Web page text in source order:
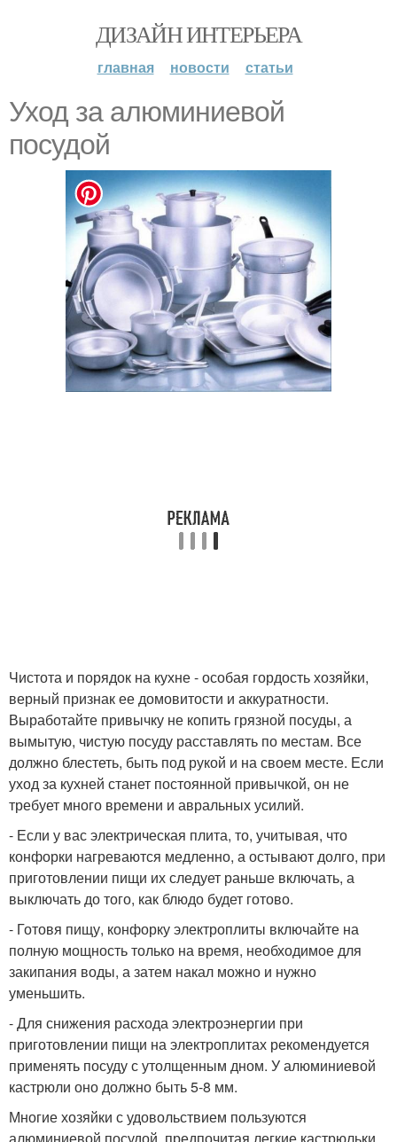
ДИЗАЙН ИНТЕРЬЕРА
главная новости статьи
Уход за алюминиевой
посудой
Чистота и порядок на кухне - особая гордость хозяйки,
верный признак ее домовитости и аккуратности.
Выработайте привычку не копить грязной посуды, а
вымытую, чистую посуду расставлять по местам. Все
должно блестеть, быть под рукой и на своем месте. Если
уход за кухней станет постоянной привычкой, он не
требует много времени и авральных усилий.
- Если у вас электрическая плита, то, учитывая, что
конфорки нагреваются медленно, а остывают долго, при
приготовлении пищи их следует раньше включать, а
выключать до того, как блюдо будет готово.
- Готовя пищу, конфорку электроплиты включайте на
полную мощность только на время, необходимое для
закипания воды, а затем накал можно и нужно
уменьшить.
- Для снижения расхода электроэнергии при
приготовлении пищи на электроплитах рекомендуется
применять посуду с утолщенным дном. У алюминиевой
кастрюли оно должно быть 5-8 мм.
Многие хозяйки с удовольствием пользуются
алюминиевой посудой, предпочитая легкие кастрюльки